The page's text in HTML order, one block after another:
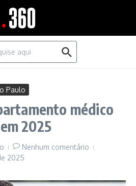
por:
Paulo
médico
2025
Nenhum comentário
2025